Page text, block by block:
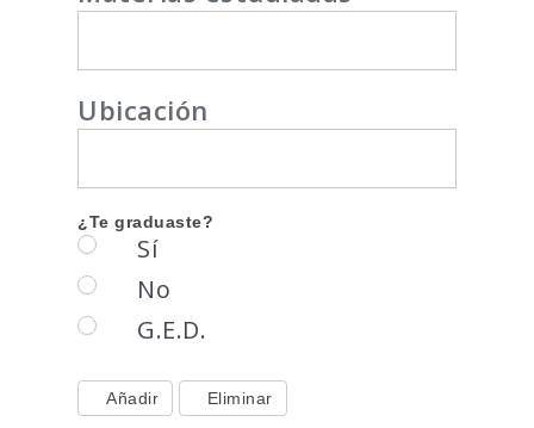
Ubicación
¿Te graduaste?
Sí
No
G.E.D.
Añadir Eliminar